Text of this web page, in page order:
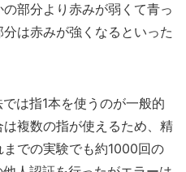
部分より赤みが弱くて青っ
は赤みが強くなるといった
は指1本を使うのが一般的
複数の指が使えるため、精
での実験でも約1000回の